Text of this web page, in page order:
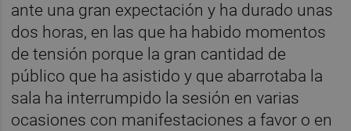
ante una gran expectación y ha durado unas
dos horas, en las que ha habido momentos
de tensión porque la gran cantidad de
público que ha asistido y que abarrotaba la
sala ha interrumpido la sesión en varias
ocasiones con manifestaciones a favor o en